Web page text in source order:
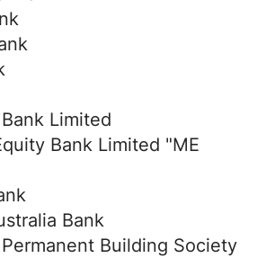
Limited
Bank Limited "ME
Bank
Building Society